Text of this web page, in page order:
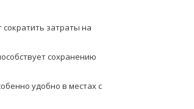
затраты на
сохранению
удобно в местах с